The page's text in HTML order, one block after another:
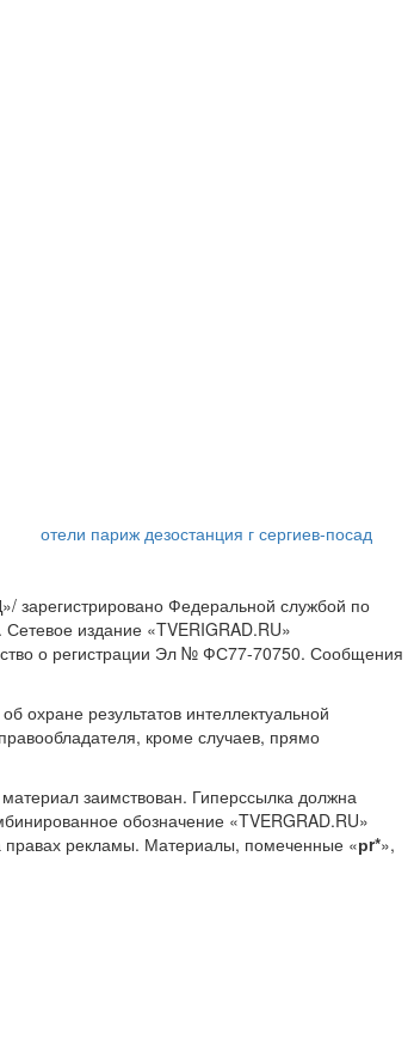
отели париж дезостанция г сергиев-посад
зарегистрировано Федеральной службой по
издание «TVERIGRAD.RU»
о регистрации Эл № ФС77-70750. Сообщения
охране результатов интеллектуальной
кроме случаев, прямо
заимствован. Гиперссылка должна
обозначение «TVERGRAD.RU»
правах рекламы. Материалы, помеченные «рr*»,